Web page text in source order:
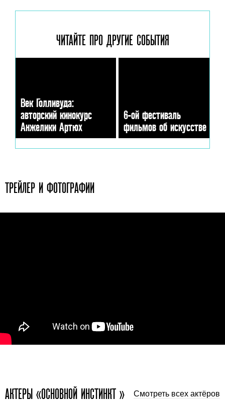
ЧИТАЙТЕ ПРО ДРУГИЕ СОБЫТИЯ
Век Голливуда:
авторский кинокурс
Анжелики Артюх
6-ой фестиваль
фильмов об искусстве
ТРЕЙЛЕР И ФОТОГРАФИИ
АКТЕРЫ «ОСНОВНОЙ ИНСТИНКТ » Смотреть всех актёров